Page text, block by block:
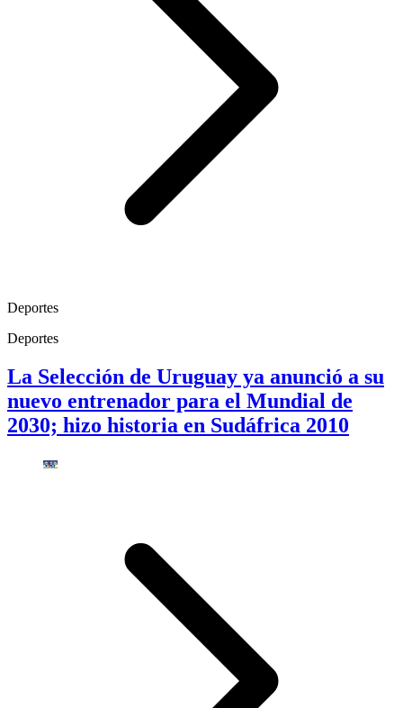
Deportes
Deportes
La Selección de Uruguay ya anunció a su
nuevo entrenador para el Mundial de
2030; hizo historia en Sudáfrica 2010